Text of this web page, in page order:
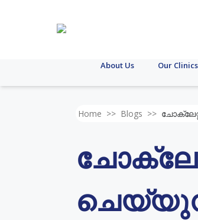
About Us Our Clinics
Home >> Blogs >>